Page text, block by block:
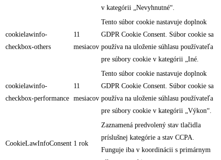
v kategórii „Nevyhnutné“.
cookielawinfo-
checkbox-others
11
mesiacov
Tento súbor cookie nastavuje doplnok
GDPR Cookie Consent. Súbor cookie sa
používa na uloženie súhlasu používateľa
pre súbory cookie v kategórii „Iné.
cookielawinfo-
checkbox-performance
11
mesiacov
Tento súbor cookie nastavuje doplnok
GDPR Cookie Consent. Súbor cookie sa
používa na uloženie súhlasu používateľa
pre súbory cookie v kategórii „Výkon“.
CookieLawInfoConsent 1 rok
Zaznamená predvolený stav tlačidla
príslušnej kategórie a stav CCPA.
Funguje iba v koordinácii s primárnym